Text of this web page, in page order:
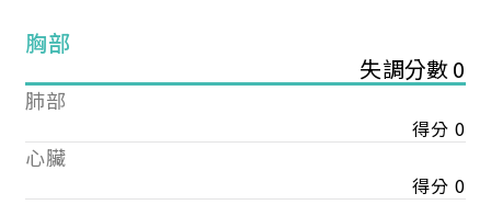
胸部
失調分數 0
肺部
得分 0
心臟
得分 0